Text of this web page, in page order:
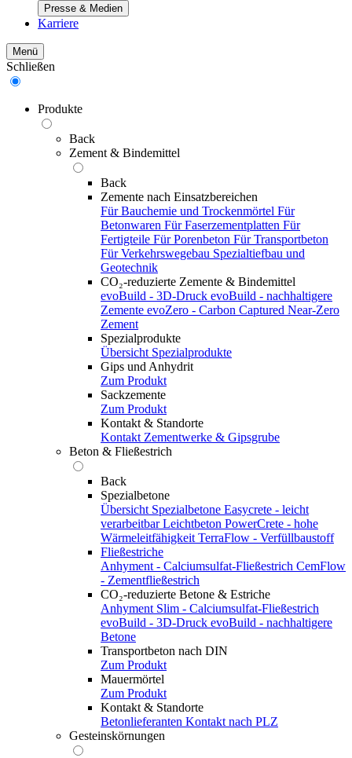
Presse & Medien
Karriere
Menü
Schließen
Produkte
Back
Zement & Bindemittel
Back
Zemente nach Einsatzbereichen
Für Bauchemie und Trockenmörtel Für
Betonwaren Für Faserzementplatten Für
Fertigteile Für Porenbeton Für Transportbeton
Für Verkehrswegebau Spezialtiefbau und
Geotechnik
CO₂-reduzierte Zemente & Bindemittel
evoBuild - 3D-Druck evoBuild - nachhaltigere
Zemente evoZero - Carbon Captured Near-Zero
Zement
Spezialprodukte
Übersicht Spezialprodukte
Gips und Anhydrit
Zum Produkt
Sackzemente
Zum Produkt
Kontakt & Standorte
Kontakt Zementwerke & Gipsgrube
Beton & Fließestrich
Back
Spezialbetone
Übersicht Spezialbetone Easycrete - leicht
verarbeitbar Leichtbeton PowerCrete - hohe
Wärmeleitfähigkeit TerraFlow - Verfüllbaustoff
Fließestriche
Anhyment - Calciumsulfat-Fließestrich CemFlow
- Zementfließestrich
CO₂-reduzierte Betone & Estriche
Anhyment Slim - Calciumsulfat-Fließestrich
evoBuild - 3D-Druck evoBuild - nachhaltigere
Betone
Transportbeton nach DIN
Zum Produkt
Mauermörtel
Zum Produkt
Kontakt & Standorte
Betonlieferanten Kontakt nach PLZ
Gesteinskörnungen